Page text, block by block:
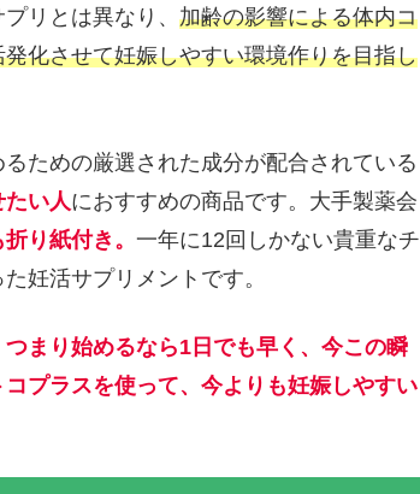
リとは異なり、 加齢の影響による体内コ
化させて妊娠しやすい環境作りを目指し
ための厳選された成分が配合されている
い人におすすめの商品です。大手製薬会
り紙付き。 一年に12回しかない貴重なチ
妊活サプリメントです。
まり始めるなら1日でも早く、今この瞬
プラスを使って、今よりも妊娠しやすい